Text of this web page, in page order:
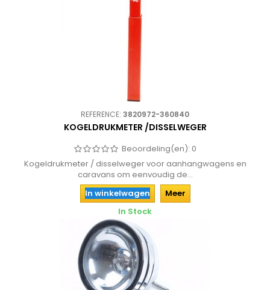
REFERENCE: 3820972-360840
KOGELDRUKMETER /DISSELWEGER
Beoordeling(en): 0
Kogeldrukmeter / disselweger voor aanhangwagens en
caravans om eenvoudig de...
In winkelwagen
Meer
In Stock